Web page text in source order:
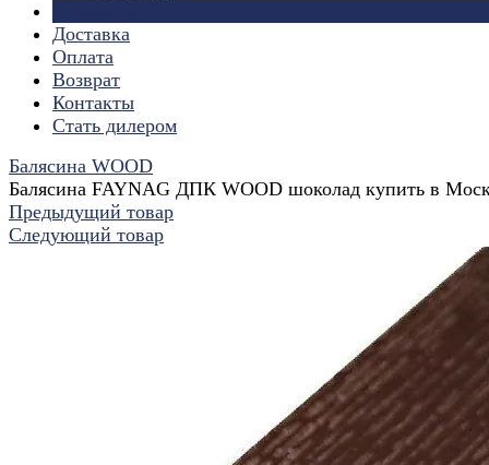
Доставка
Оплата
Возврат
Контакты
Стать дилером
Балясина WOOD
Балясина FAYNAG ДПК WOOD шоколад купить в
Предыдущий товар
Следующий товар